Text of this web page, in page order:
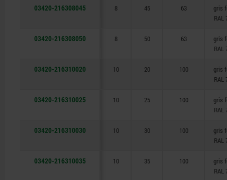
03420-216308045 8 45 63
gris
RAL
03420-216308050 8 50 63
gris
RAL
03420-216310020 10 20 100
gris
RAL
03420-216310025 10 25 100
gris
RAL
03420-216310030 10 30 100
gris
RAL
03420-216310035 10 35 100
gris
RAL